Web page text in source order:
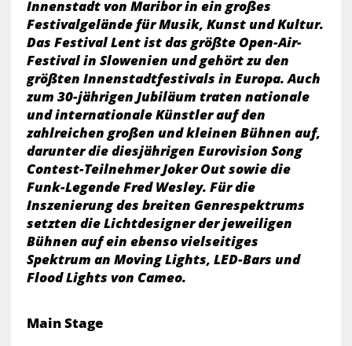
Innenstadt von Maribor in ein großes
Festivalgelände für Musik, Kunst und Kultur.
Das Festival Lent ist das größte Open-Air-
Festival in Slowenien und gehört zu den
größten Innenstadtfestivals in Europa. Auch
zum 30-jährigen Jubiläum traten nationale
und internationale Künstler auf den
zahlreichen großen und kleinen Bühnen auf,
darunter die diesjährigen Eurovision Song
Contest-Teilnehmer Joker Out sowie die
Funk-Legende Fred Wesley. Für die
Inszenierung des breiten Genrespektrums
setzten die Lichtdesigner der jeweiligen
Bühnen auf ein ebenso vielseitiges
Spektrum an Moving Lights, LED-Bars und
Flood Lights von Cameo.
Main Stage